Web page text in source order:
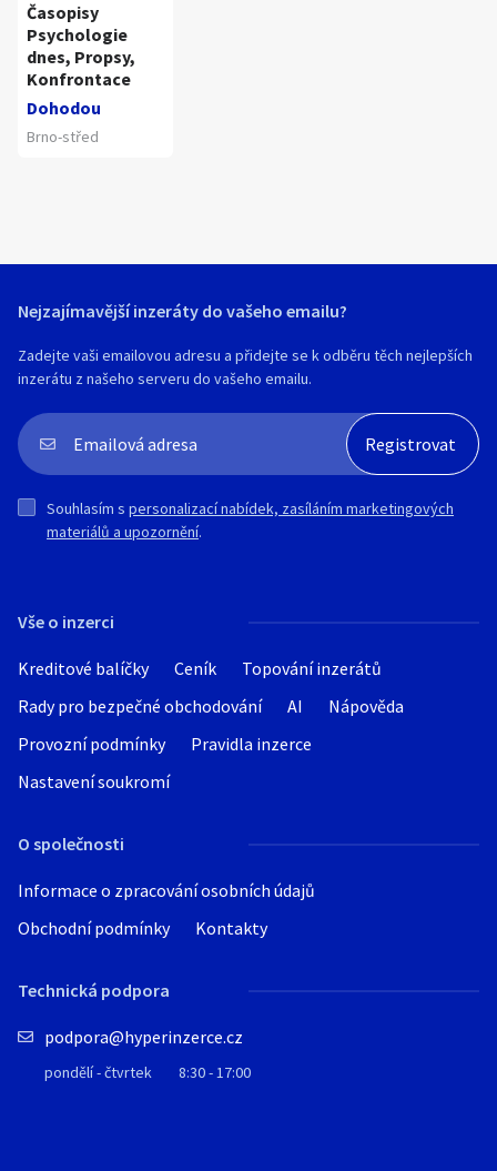
Časopisy
Psychologie
dnes, Propsy,
Konfrontace
Dohodou
Brno-střed
Vše o inzerci
Kreditové balíčky Ceník
Topování inzerátů
Rady pro bezpečné obchodování
AI
Nápověda
Provozní podmínky
Pravidla inzerce
Nastavení soukromí
O společnosti
Informace o zpracování osobních údajů
Obchodní podmínky
Kontakty
Technická podpora
podpora@hyperinzerce.cz
pondělí - čtvrtek 8:30 - 17:00
Nejzajímavější inzeráty do vašeho emailu?
Zadejte vaši emailovou adresu a přidejte se k odběru těch nejlepších
inzerátu z našeho serveru do vašeho emailu.
Souhlasím s personalizací nabídek, zasíláním marketingových
materiálů a upozornění.